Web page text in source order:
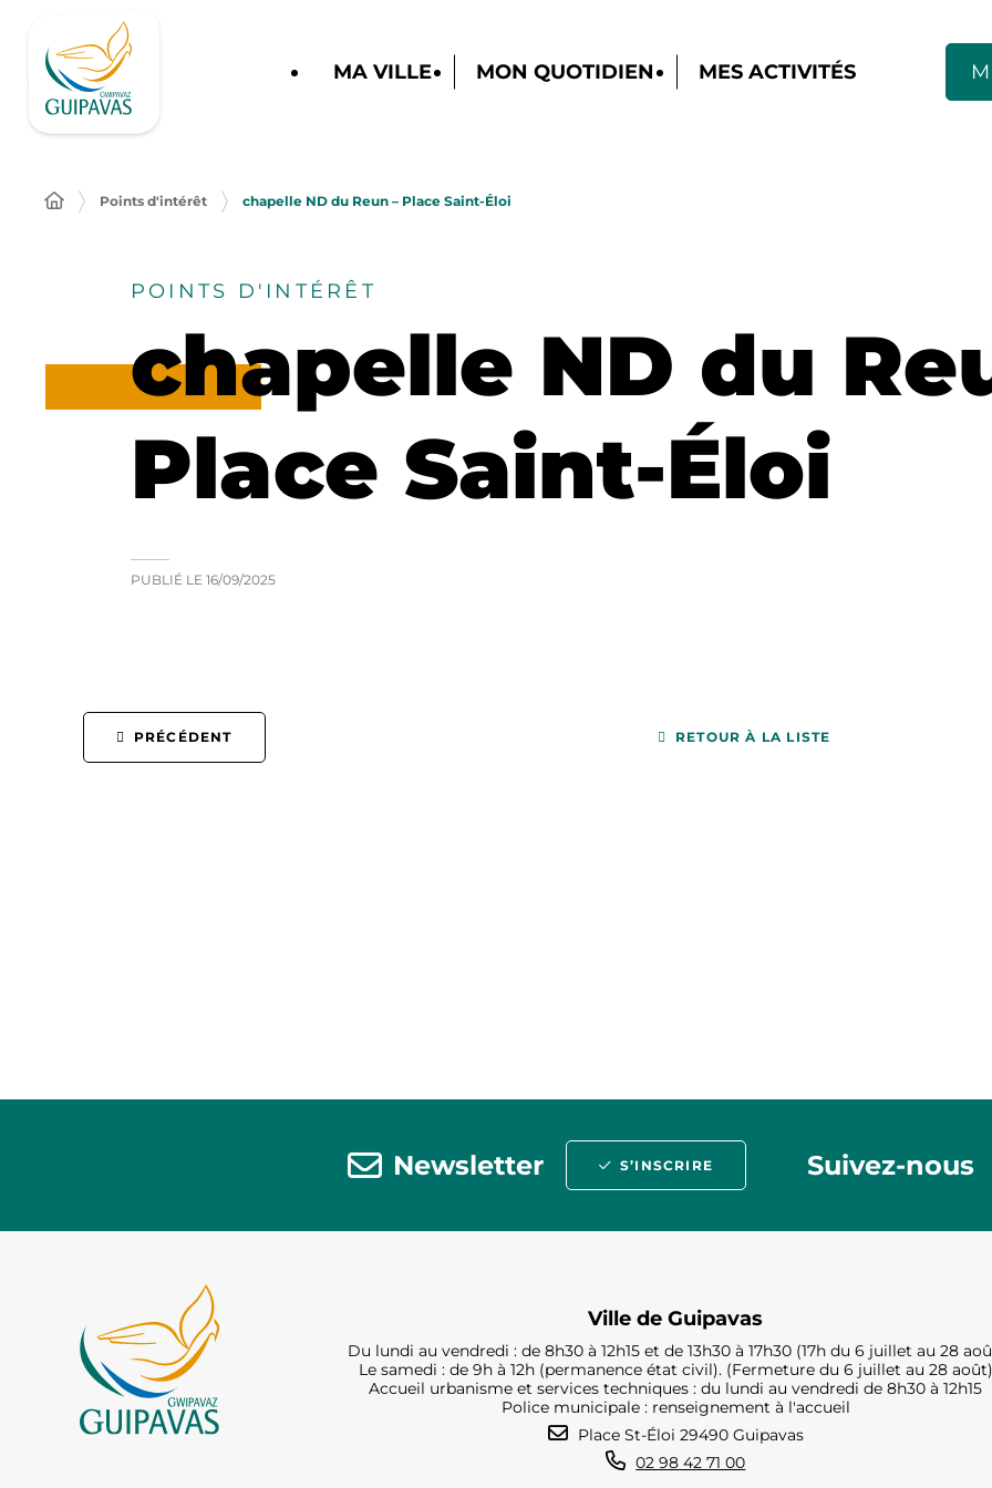
MA VILLE MON QUOTIDIEN MES ACTIVITÉS
Points d'intérêt chapelle ND du Reun – Place Saint-Éloi
POINTS D'INTÉRÊT
chapelle ND du
Place Saint-Éloi
PUBLIÉ LE 16/09/2025
PRÉCÉDENT RETOUR À LA LISTE
Newsletter S’INSCRIRE Suivez-nous
Ville de Guipavas
Du lundi au vendredi : de 8h30 à 12h15 et de 13h30 à 17h30 (17h du 6 juillet au 28
Le samedi : de 9h à 12h (permanence état civil). (Fermeture du 6 juillet au 28 août)
Accueil urbanisme et services techniques : du lundi au vendredi de 8h30 à 12h15
Police municipale : renseignement à l'accueil
Place St-Éloi 29490 Guipavas
02 98 42 71 00